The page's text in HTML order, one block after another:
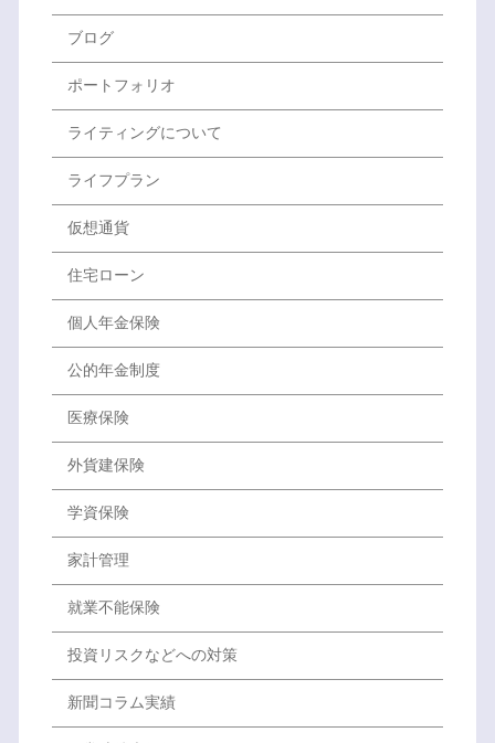
ブログ
ポートフォリオ
ライティングについて
ライフプラン
仮想通貨
住宅ローン
個人年金保険
公的年金制度
医療保険
外貨建保険
学資保険
家計管理
就業不能保険
投資リスクなどへの対策
新聞コラム実績